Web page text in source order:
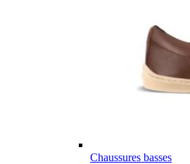
Chaussures basses